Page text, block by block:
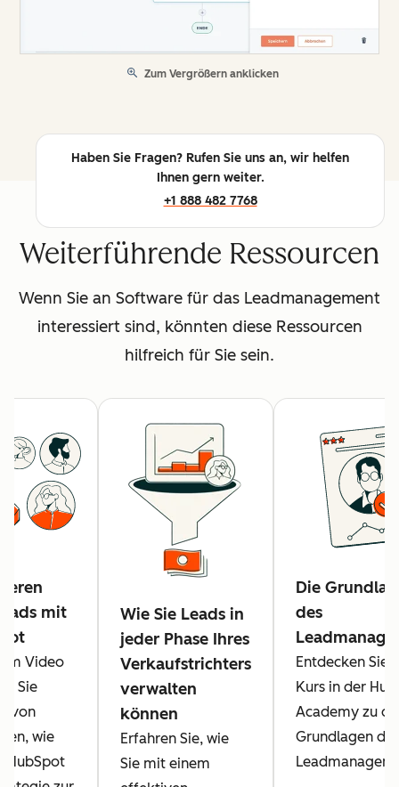
Zum Vergrößern anklicken
Haben Sie Fragen? Rufen Sie uns an, wir helfen
Ihnen gern weiter.
+1 888 482 7768
Weiterführende Ressourcen
Wenn Sie an Software für das Leadmanagement
interessiert sind, könnten diese Ressourcen
hilfreich für Sie sein.
mit
Video
Sie
von
wie
HubSpot
Wie Sie Leads in
jeder Phase Ihres
Verkaufstrichters
verwalten
können
Erfahren Sie, wie
Sie mit einem
Die
des
Entdecken Sie
Kurs in der
Academy zu
Grundlagen des